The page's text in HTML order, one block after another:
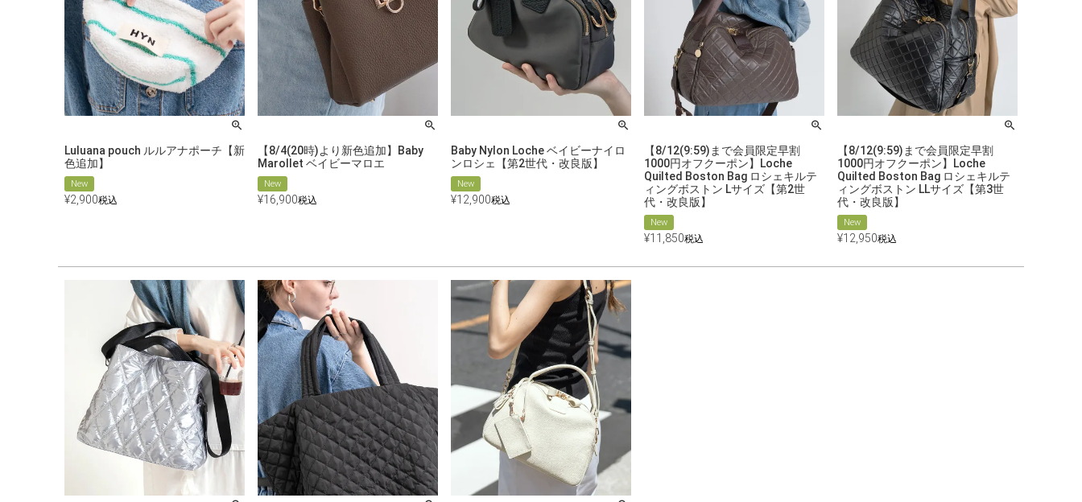
Luluana pouch ルルアナポーチ【新
色追加】
New
¥2,900税込
【8/4(20時)より新色追加】Baby
Marollet ベイビーマロエ
New
¥16,900税込
Baby Nylon Loche ベイビーナイロ
ンロシェ【第2世代・改良版】
New
¥12,900税込
【8/12(9:59)まで会員限定早割
1000円オフクーポン】Loche
Quilted Boston Bag ロシェキルテ
ィングボストン Lサイズ【第2世
代・改良版】
New
¥11,850税込
【8/12(9:59)まで会員限定早割
1000円オフクーポン】Loche
Quilted Boston Bag ロシェキルテ
ィングボストン LLサイズ【第3世
代・改良版】
New
¥12,950税込